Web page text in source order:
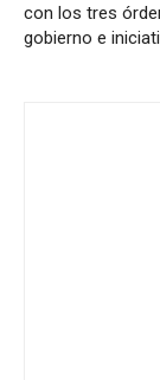
con los tres
gobierno e